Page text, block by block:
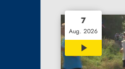
7
Aug. 2026
02:36